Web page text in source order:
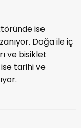
ise
Doğa ile iç
ve bisiklet
tarihi ve